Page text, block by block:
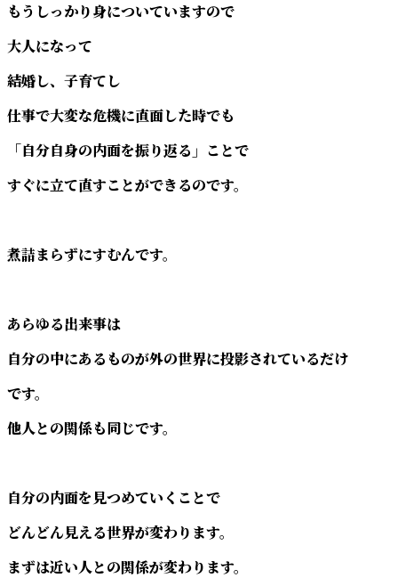
もうしっかり身についていますので
大人になって
結婚し、子育てし
仕事で大変な危機に直面した時でも
「自分自身の内面を振り返る」ことで
すぐに立て直すことができるのです。
煮詰まらずにすむんです。
あらゆる出来事は
自分の中にあるものが外の世界に投影されているだけ
です。
他人との関係も同じです。
自分の内面を見つめていくことで
どんどん見える世界が変わります。
まずは近い人との関係が変わります。